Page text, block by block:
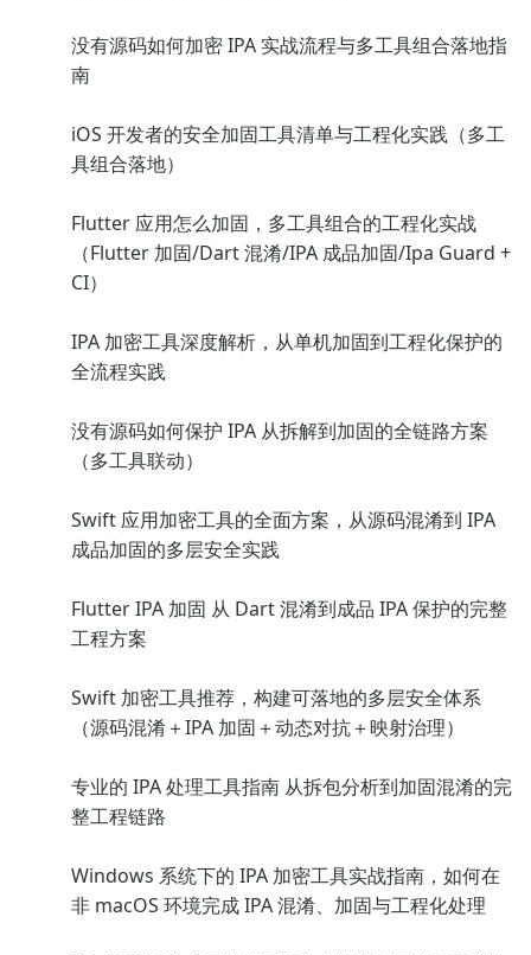
没有源码如何加密 IPA 实战流程与多工具组合落地指
南
iOS 开发者的安全加固工具清单与工程化实践（多工
具组合落地）
Flutter 应用怎么加固，多工具组合的工程化实战
（Flutter 加固/Dart 混淆/IPA 成品加固/Ipa Guard +
CI）
IPA 加密工具深度解析，从单机加固到工程化保护的
全流程实践
没有源码如何保护 IPA 从拆解到加固的全链路方案
（多工具联动）
Swift 应用加密工具的全面方案，从源码混淆到 IPA
成品加固的多层安全实践
Flutter IPA 加固 从 Dart 混淆到成品 IPA 保护的完整
工程方案
Swift 加密工具推荐，构建可落地的多层安全体系
（源码混淆＋IPA 加固＋动态对抗＋映射治理）
专业的 IPA 处理工具指南 从拆包分析到加固混淆的完
整工程链路
Windows 系统下的 IPA 加密工具实战指南，如何在
非 macOS 环境完成 IPA 混淆、加固与工程化处理